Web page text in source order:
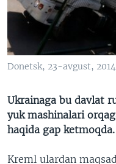
VIDEO
XABARLAR
ODNOKLASSNIKI
TWITTER
Donetsk, 23-avgust, 2014
Ukrainaga bu davlat
yuk mashinalari
haqida gap ketmoqda.
Kreml ulardan